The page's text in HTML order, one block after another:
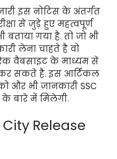
इस नोटिस के अंतर्गत
से जुड़े हुए महत्वपूर्ण
बताया गया है. तो जो भी
लेना चाहते है वो
वैबसाइट के माध्यम से
कर सकते है. इस आर्टिकल
भी जानकारी SSC
के बारे में मिलेगी.
City Release